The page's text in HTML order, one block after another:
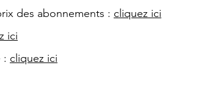
des abonnements : cliquez ici
ici
: cliquez ici